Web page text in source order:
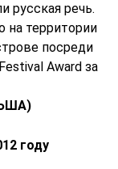
русская речь.
на территории
посреди
Award за
году